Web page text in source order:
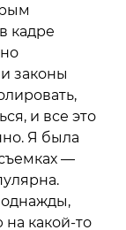
кадре
законы
и все это
Я была
—
какой-то